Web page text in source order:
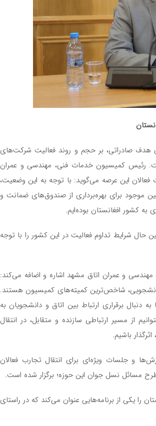
هدف صادراتی، بر حجم و روند فعالیت‌ شرکت‌های
رئیس کمیسیون خدمات فنی، مهندسی و عمران
این عرصه می‌گوید: با توجه به این وضعیت،
موجود برای بهره‌برداری از صندوق‌های ضمانت و
کشور افغانستان بوده‌ایم.
حال شرایط تداوم فعالیت در این کشور را با توجه
و عمران اتاق مشهد اشاره و اضافه می‌کند:
شاخص‌ترین کمیته‌های کمیسیون هستند.
دنبال برقراری ارتباط بین اتاق و دانشجویان به
از مسیر ارتباطی سازنده و متقابل، در انتقال
باشیم.
و جلسات ویژه‌ای برای انتقال تجارب فعالان
مسائل نسل جوان این حوزه؛ برگزار شده است.
یکی از برنامه‌هایی عنوان می‌کند که در راستای